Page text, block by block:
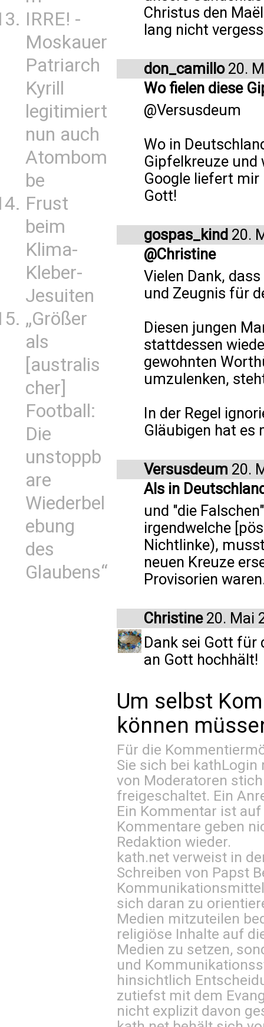
IRRE! -
Moskauer
Patriarch
Kyrill
legitimiert
nun auch
Atombom
be
Frust
beim
Klima-
Kleber-
Jesuiten
„Größer
als
[australis
cher]
Football:
Die
unstoppb
are
Wiederbel
ebung
des
Glaubens“
Christus den
lang nicht
don_camillo20.
Wo fielen diese
@Versusdeum
Wo in
Gipfelkreuze und
Google liefert mir
Gott!
gospas_kind 20.
@Christine
Vielen Dank,
und Zeugnis für
Diesen jungen
stattdessen
gewohnten
umzulenken,
In der Regel
Gläubigen hat es
Versusdeum 20.
Als in
und "die
irgendwelche
Nichtlinke),
neuen Kreuze
Provisorien
Christine20. Mai
Dank sei Gott für
an Gott hochhält!
Um selbst
können
Für die
Sie sich bei kathLogin
von Moderatoren
freigeschaltet. Ein
Ein Kommentar ist
Kommentare geben
Redaktion wieder.
kath.net verweist in
Schreiben von Papst
sich daran zu
Medien mitzuteilen
religiöse Inhalte auf
Medien zu setzen,
und
hinsichtlich
zutiefst mit dem
nicht explizit davon